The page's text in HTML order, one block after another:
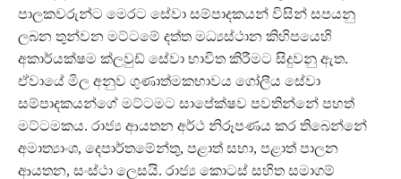
පාලකවරුන්ට මෙරට සේවා සම්පාදකයන් විසින් සපයනු
ලබන තුන්වන මට්ටමේ දත්ත මධ්‍යස්ථාන කිහිපයෙහි
අකාර්යක්ෂම ක්ලවුඩ් සේවා භාවිත කිරීමට සිදුවනු ඇත.
ඒවායේ මිල අනුව ගුණාත්මකභාවය ගෝලීය සේවා
සම්පාදකයන්ගේ මට්ටමට සාපේක්ෂව පවතින්නේ පහත්
මට්ටමකය. රාජ්‍ය ආයතන අර්ථ නිරූපණය කර තිබෙන්නේ
අමාත්‍යාංශ, දෙපාර්තමේන්තු, පළාත් සභා, පළාත් පාලන
ආයතන, සංස්ථා ලෙසයි. රාජ්‍ය කොටස් සහිත සමාගම්